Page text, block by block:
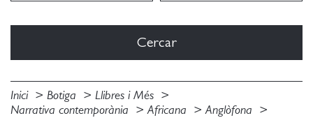
Inici Botiga
Llibres i Més
Narrativa contemporània
Africana
Anglòfona